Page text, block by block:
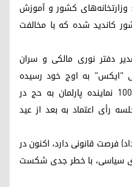
وزارتخانه‌های کشور و آموزش
کاندید شده که با مخالفت
دفتر نوری مالکی و سران
"ایکس" به اوج خود رسیده
است. با توجه به سفر بیش از ۱۰۰ نماینده پارلمان به حج در
رأی اعتماد به بعد از عید
که تنها تا ۲۷ می (۷ خرداد) فرصت قانونی دارد، اکنون در
سیاسی، با خطر جدی شکست